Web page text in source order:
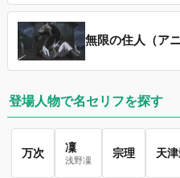
無限の住人（ア
登場人物で名セリフを探す
万次 凜
浅野凜
宗理 天